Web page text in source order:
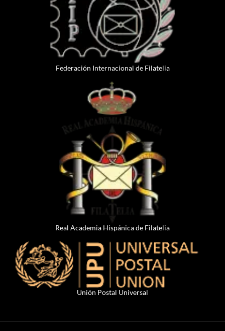
Federación Internacional de Filatelia
Real Academia Hispánica de Filatelia
Unión Postal Universal